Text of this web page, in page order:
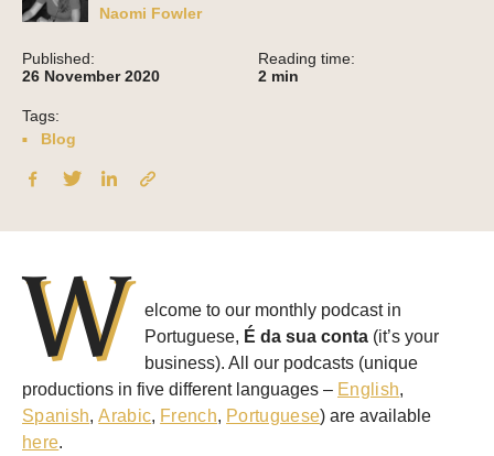
Naomi Fowler
Published:
26 November 2020
Reading time:
2 min
Tags:
Blog
W
elcome to our monthly podcast in
Portuguese, É da sua conta (it’s your
business). All our podcasts (unique
productions in five different languages – English,
Spanish,Arabic, French, Portuguese) are available
here.